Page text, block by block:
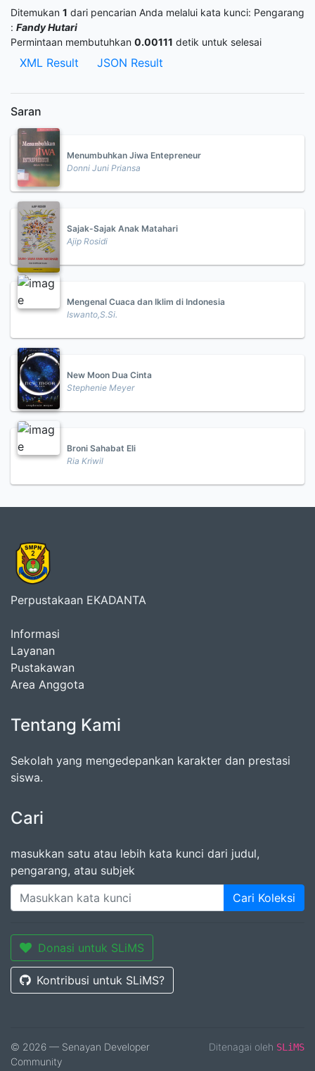
Ditemukan 1 dari pencarian Anda melalui kata kunci: Pengarang
: Fandy Hutari
Permintaan membutuhkan 0.00111 detik untuk selesai
XML Result JSON Result
Saran
Menumbuhkan Jiwa Entepreneur
Donni Juni Priansa
Sajak-Sajak Anak Matahari
Ajip Rosidi
Mengenal Cuaca dan Iklim di Indonesia
Iswanto,S.Si.
New Moon Dua Cinta
Stephenie Meyer
Broni Sahabat Eli
Ria Kriwil
Perpustakaan EKADANTA
Informasi
Layanan
Pustakawan
Area Anggota
Tentang Kami
Sekolah yang mengedepankan karakter dan prestasi
siswa.
Cari
masukkan satu atau lebih kata kunci dari judul,
pengarang, atau subjek
Cari Koleksi
Donasi untuk SLiMS
Kontribusi untuk SLiMS?
© 2026 — Senayan Developer
Community
Ditenagai oleh SLiMS